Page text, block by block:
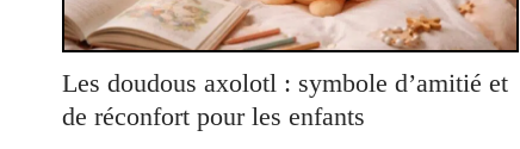
Les doudous axolotl : symbole d’amitié et
de réconfort pour les enfants